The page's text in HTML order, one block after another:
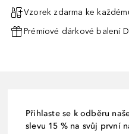
Vzorek zdarma ke
Prémiové dárkové balení
Přihlaste se k odběru
slevu 15 % na svůj první